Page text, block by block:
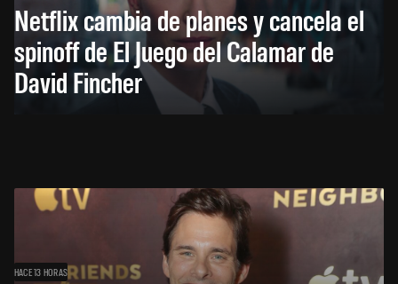
Netflix cambia de planes y cancela el
spinoff de El Juego del Calamar de
David Fincher
HACE 13 HORAS